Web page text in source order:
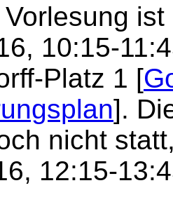
10:15-
Platz 1 [
].
nicht
12:15-